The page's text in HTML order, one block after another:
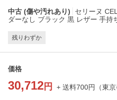
中古 (傷や汚れあり)
セリーヌ
ダーなし ブラック 黒 レザー 手
残りわずか
価格
30,712 円 + 送料700円 （東